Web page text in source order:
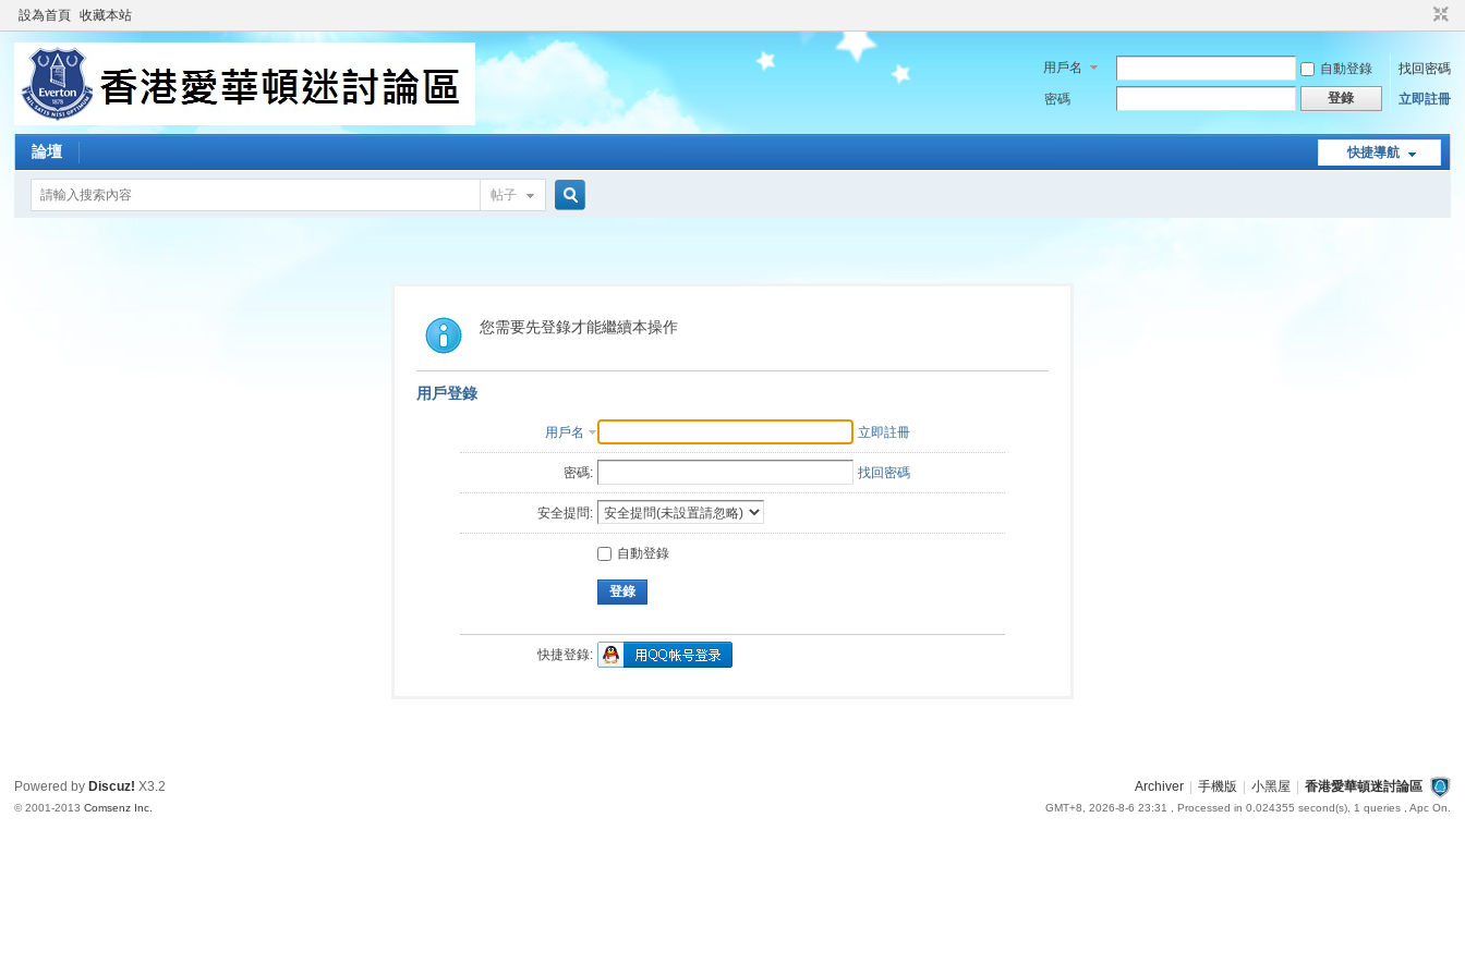
設為首頁 收藏本站
用戶名 自動登錄
找回密碼
密碼
登錄 立即註冊
快捷導航
論壇
帖子
索
您需要先登錄才能繼續本操作
用戶登錄
用戶名 立即註冊
密碼: 找回密碼
安全提問:
自動登錄
登錄
快捷登錄:
Archiver 手機版 小黑屋 香港愛華頓迷討論區
GMT+8, 2026-8-6 23:31 , Processed in 0.024355 second(s), 1 queries , Apc On.
Powered by Discuz! X3.2
© 2001-2013Comsenz Inc.